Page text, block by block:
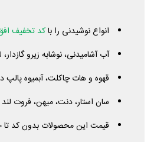
انواع نوشیدنی را باکد تخفیف
آب آشامیدنی، نوشابه زیرو
قهوه و هات چاکلت، آبمیوه پالپ
سان استار، دنت، میهن، فروت
قیمت این محصولات بدون کد تا 50 درصد کم شده است